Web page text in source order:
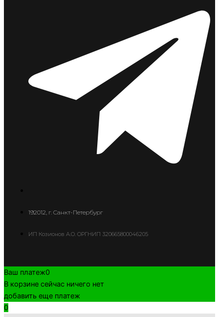
192012, г. Санкт-Петербург
ИП Козионов А.О. ОРГНИП 320665800046205
Ваш платеж0
В корзине сейчас ничего нет
добавить еще платеж
0